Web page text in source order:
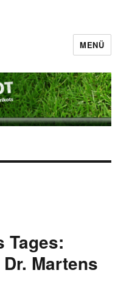
MENÜ
Tages:
Martens